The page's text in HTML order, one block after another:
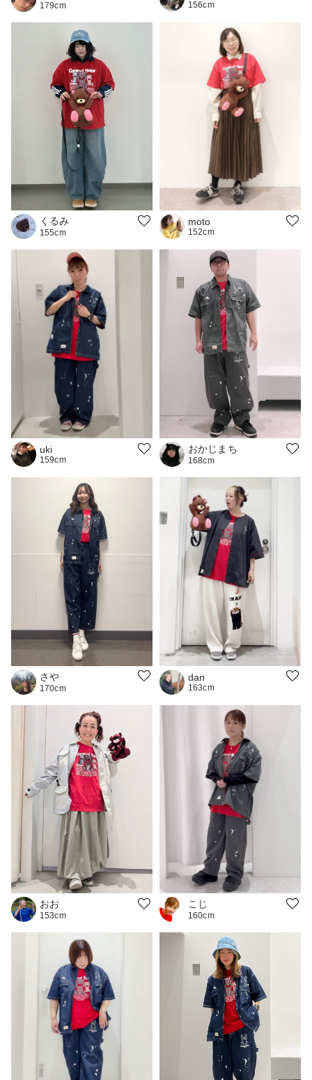
179cm 156cm
くるみ
155cm
moto
152cm
uki
159cm
おかじまち
168cm
さや
170cm
dan
163cm
おお
153cm
こじ
160cm